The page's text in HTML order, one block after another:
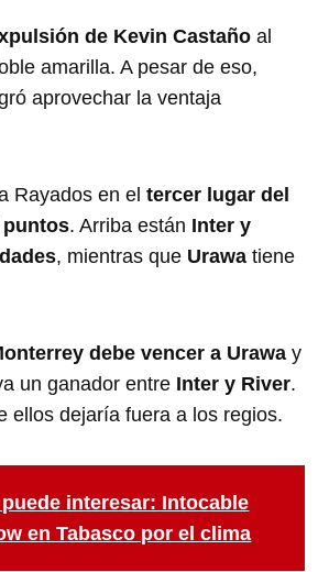
de Kevin Castaño al
amarilla. A pesar de eso,
aprovechar la ventaja
Rayados en eltercer lugar del
puntos. Arriba están Inter y
, mientras que Urawa tiene
debe vencer a Urawa y
un ganador entre Inter y River.
ellos dejaría fuera a los regios.
interesar: Intocable
en Tabasco por el clima